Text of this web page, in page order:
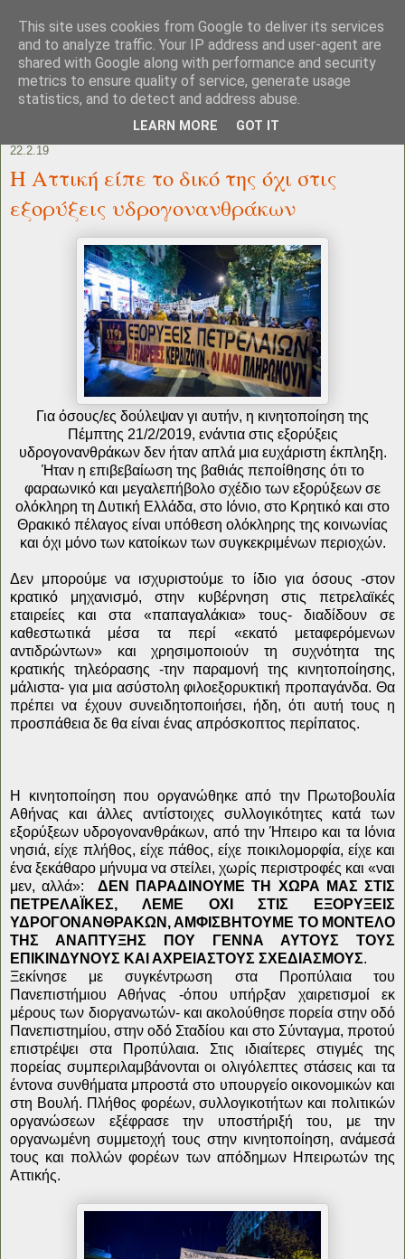
22.2.19
Η Αττική είπε το δικό της όχι στις
εξορύξεις υδρογονανθράκων
Για όσους/ες δούλεψαν γι αυτήν, η κινητοποίηση της
Πέμπτης 21/2/2019, ενάντια στις εξορύξεις
υδρογονανθράκων δεν ήταν απλά μια ευχάριστη έκπληξη.
Ήταν η επιβεβαίωση της βαθιάς πεποίθησης ότι το
φαραωνικό και μεγαλεπήβολο σχέδιο των εξορύξεων σε
ολόκληρη τη Δυτική Ελλάδα, στο Ιόνιο, στο Κρητικό και στο
Θρακικό πέλαγος είναι υπόθεση ολόκληρης της κοινωνίας
και όχι μόνο των κατοίκων των συγκεκριμένων περιοχών.
Δεν μπορούμε να ισχυριστούμε το ίδιο για όσους -στον
κρατικό μηχανισμό, στην κυβέρνηση στις πετρελαϊκές
εταιρείες και στα «παπαγαλάκια» τους- διαδίδουν σε
καθεστωτικά μέσα τα περί «εκατό μεταφερόμενων
αντιδρώντων» και χρησιμοποιούν τη συχνότητα της
κρατικής τηλεόρασης -την παραμονή της κινητοποίησης,
μάλιστα- για μια ασύστολη φιλοεξορυκτική προπαγάνδα. Θα
πρέπει να έχουν συνειδητοποιήσει, ήδη, ότι αυτή τους η
προσπάθεια δε θα είναι ένας απρόσκοπτος περίπατος.
Η κινητοποίηση που οργανώθηκε από την Πρωτοβουλία
Αθήνας και άλλες αντίστοιχες συλλογικότητες κατά των
εξορύξεων υδρογονανθράκων, από την Ήπειρο και τα Ιόνια
νησιά, είχε πλήθος, είχε πάθος, είχε ποικιλομορφία, είχε και
ένα ξεκάθαρο μήνυμα να στείλει, χωρίς περιστροφές και «ναι
μεν, αλλά»: ΔΕΝ ΠΑΡΑΔΙΝΟΥΜΕ ΤΗ ΧΩΡΑ ΜΑΣ ΣΤΙΣ
ΠΕΤΡΕΛΑΪΚΕΣ, ΛΕΜΕ ΟΧΙ ΣΤΙΣ ΕΞΟΡΥΞΕΙΣ
ΥΔΡΟΓΟΝΑΝΘΡΑΚΩΝ, ΑΜΦΙΣΒΗΤΟΥΜΕ ΤΟ ΜΟΝΤΕΛΟ
ΤΗΣ ΑΝΑΠΤΥΞΗΣ ΠΟΥ ΓΕΝΝΑ ΑΥΤΟΥΣ ΤΟΥΣ
ΕΠΙΚΙΝΔΥΝΟΥΣ ΚΑΙ ΑΧΡΕΙΑΣΤΟΥΣ ΣΧΕΔΙΑΣΜΟΥΣ.
Ξεκίνησε με συγκέντρωση στα Προπύλαια του
Πανεπιστήμιου Αθήνας -όπου υπήρξαν χαιρετισμοί εκ
μέρους των διοργανωτών- και ακολούθησε πορεία στην οδό
Πανεπιστημίου, στην οδό Σταδίου και στο Σύνταγμα, προτού
επιστρέψει στα Προπύλαια. Στις ιδιαίτερες στιγμές της
πορείας συμπεριλαμβάνονται οι ολιγόλεπτες στάσεις και τα
έντονα συνθήματα μπροστά στο υπουργείο οικονομικών και
στη Βουλή. Πλήθος φορέων, συλλογικοτήτων και πολιτικών
οργανώσεων εξέφρασε την υποστήριξή του, με την
οργανωμένη συμμετοχή τους στην κινητοποίηση, ανάμεσά
τους και πολλών φορέων των απόδημων Ηπειρωτών της
Αττικής.
This site uses cookies from Google to deliver its services
and to analyze traffic. Your IP address and user-agent are
shared with Google along with performance and security
metrics to ensure quality of service, generate usage
statistics, and to detect and address abuse.
LEARN MORE GOT IT